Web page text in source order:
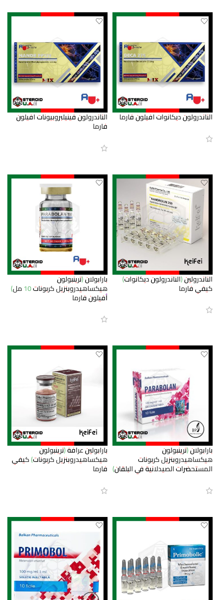
الناندرولون ديكانوات افيلون فارما الناندرولون فينيلبروبيونات افيلون
فارما
الناندرولين (الناندرولون ديكانوات)
كيفي فارما
بارابولان (ترينبولون
هيكساهيدروبنزيل كربونات 10 مل)
أفيلون فارما
بارابولان (ترينبولون
هيكساهيدروبنزيل كربونات
المستحضرات الصيدلانية في البلقان)
بارابولين عرافة (ترينبولون
هيكساهيدروبنزيل كربونات) كيفي
فارما